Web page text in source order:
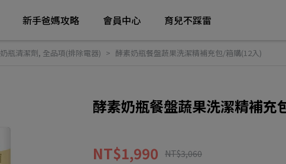
新手爸媽攻略 會員中心 育兒不踩雷
奶瓶清潔劑, 全品項(排除電器) 酵素奶瓶餐盤蔬果洗潔精補充包/箱購(12入)
酵素奶瓶餐盤蔬果洗潔精補充
NT$1,990 NT$3,060